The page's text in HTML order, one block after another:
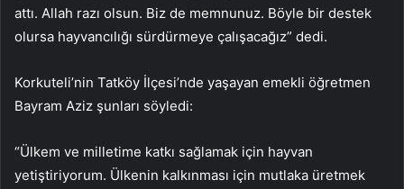
attı. Allah razı olsun. Biz de memnunuz. Böyle bir destek
olursa hayvancılığı sürdürmeye çalışacağız” dedi.
Korkuteli’nin Tatköy İlçesi’nde yaşayan emekli öğretmen
Bayram Aziz şunları söyledi:
“Ülkem ve milletime katkı sağlamak için hayvan
yetiştiriyorum. Ülkenin kalkınması için mutlaka üretmek